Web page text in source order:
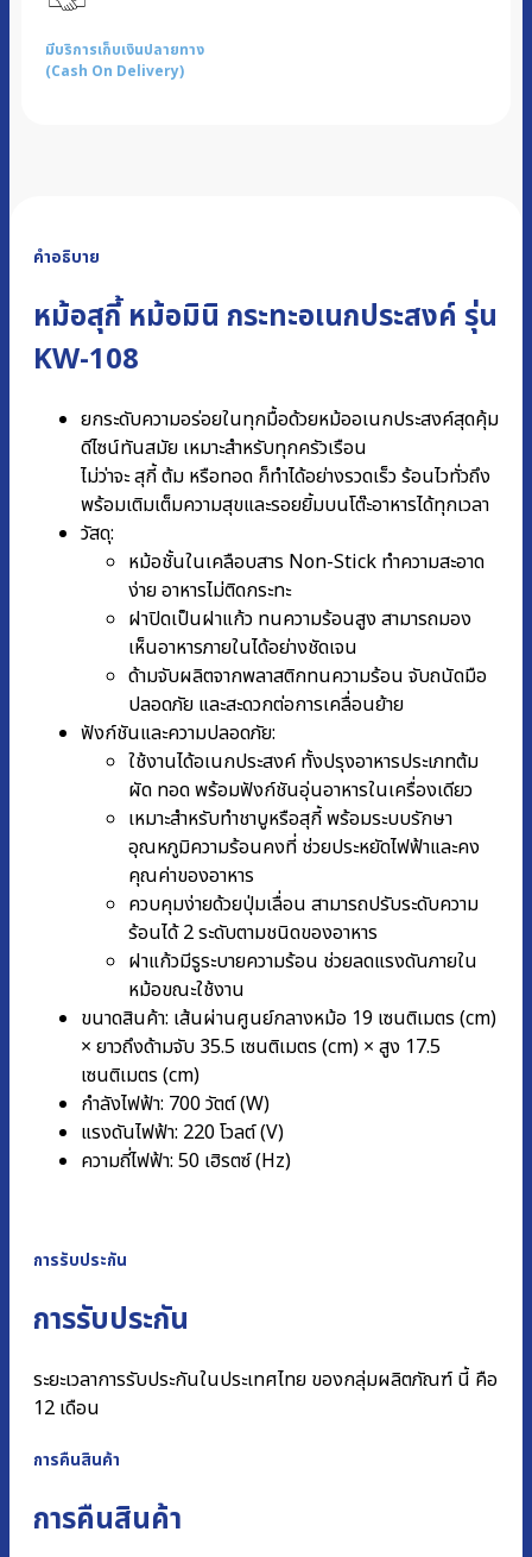
มีบริการเก็บเงินปลายทาง
(Cash On Delivery)
คำอธิบาย
หม้อสุกี้ หม้อมินิ กระทะอเนกประสงค์ รุ่น
KW-108
ยกระดับความอร่อยในทุกมื้อด้วยหม้ออเนกประสงค์สุดคุ้ม
ดีไซน์ทันสมัย เหมาะสำหรับทุกครัวเรือน
ไม่ว่าจะ สุกี้ ต้ม หรือทอด ก็ทำได้อย่างรวดเร็ว ร้อนไวทั่วถึง
พร้อมเติมเต็มความสุขและรอยยิ้มบนโต๊ะอาหารได้ทุกเวลา
วัสดุ:
หม้อชั้นในเคลือบสาร Non-Stick ทำความสะอาด
ง่าย อาหารไม่ติดกระทะ
ฝาปิดเป็นฝาแก้ว ทนความร้อนสูง สามารถมอง
เห็นอาหารภายในได้อย่างชัดเจน
ด้ามจับผลิตจากพลาสติกทนความร้อน จับถนัดมือ
ปลอดภัย และสะดวกต่อการเคลื่อนย้าย
ฟังก์ชันและความปลอดภัย:
ใช้งานได้อเนกประสงค์ ทั้งปรุงอาหารประเภทต้ม
ผัด ทอด พร้อมฟังก์ชันอุ่นอาหารในเครื่องเดียว
เหมาะสำหรับทำชาบูหรือสุกี้ พร้อมระบบรักษา
อุณหภูมิความร้อนคงที่ ช่วยประหยัดไฟฟ้าและคง
คุณค่าของอาหาร
ควบคุมง่ายด้วยปุ่มเลื่อน สามารถปรับระดับความ
ร้อนได้ 2 ระดับตามชนิดของอาหาร
ฝาแก้วมีรูระบายความร้อน ช่วยลดแรงดันภายใน
หม้อขณะใช้งาน
ขนาดสินค้า: เส้นผ่านศูนย์กลางหม้อ 19 เซนติเมตร (cm)
× ยาวถึงด้ามจับ 35.5 เซนติเมตร (cm) × สูง 17.5
เซนติเมตร (cm)
กำลังไฟฟ้า: 700 วัตต์ (W)
แรงดันไฟฟ้า: 220 โวลต์ (V)
ความถี่ไฟฟ้า: 50 เฮิรตซ์ (Hz)
การรับประกัน
การรับประกัน
ระยะเวลาการรับประกันในประเทศไทย ของกลุ่มผลิตภัณฑ์ นี้ คือ
12 เดือน
การคืนสินค้า
การคืนสินค้า